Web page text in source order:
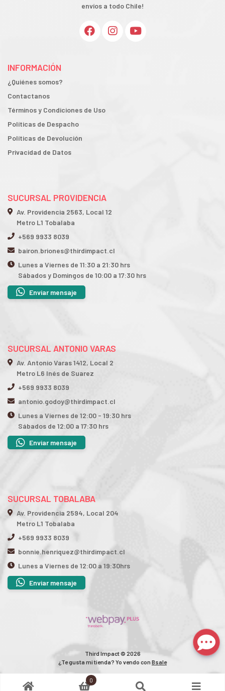
envíos a todo Chile!
INFORMACIÓN
¿Quiénes somos?
Contactanos
Términos y Condiciones de Uso
Políticas de Despacho
Políticas de Devolución
Privacidad de Datos
SUCURSAL PROVIDENCIA
Av. Providencia 2563, Local 12
Metro L1 Tobalaba
+569 9933 8039
bairon.briones@thirdimpact.cl
Lunes a Viernes de 11:30 a 21:30 hrs
Sábados y Domingos de 10:00 a 17:30 hrs
Enviar mensaje
SUCURSAL ANTONIO VARAS
Av. Antonio Varas 1412, Local 2
Metro L6 Inés de Suarez
+569 9933 8039
antonio.godoy@thirdimpact.cl
Lunes a Viernes de 12:00 - 19:30 hrs
Sábados de 12:00 a 17:30 hrs
Enviar mensaje
SUCURSAL TOBALABA
Av. Providencia 2594, Local 204
Metro L1 Tobalaba
+569 9933 8039
bonnie.henriquez@thirdimpact.cl
Lunes a Viernes de 12:00 a 19:30hrs
Enviar mensaje
Third Impact © 2026
¿Te gusta mi tienda? Yo vendo con Bsale
0